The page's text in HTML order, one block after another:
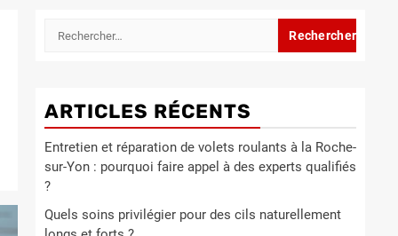
Rechercher :
ARTICLES RÉCENTS
Entretien et réparation de volets roulants à la Roche-
sur-Yon : pourquoi faire appel à des experts qualifiés
?
Quels soins privilégier pour des cils naturellement